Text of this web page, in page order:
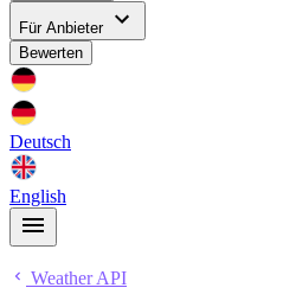
Für Anbieter
Bewerten
Deutsch
English
Weather API